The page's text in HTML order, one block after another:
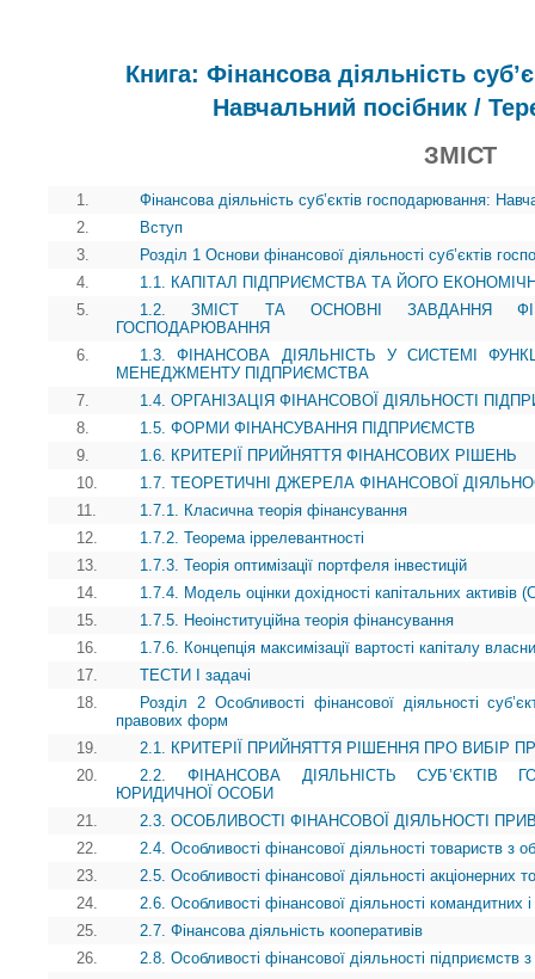
Книга: Фінансова діяльність
Навчальний посібник /
ЗМІСТ
1.
Фінансова діяльність суб’єктів господарювання:
2.
Вступ
3.
Розділ 1 Основи фінансової діяльності суб’єктів
4.
1.1. КАПІТАЛ ПІДПРИЄМСТВА ТА ЙОГО
5.
1.2. ЗМІСТ ТА ОСНОВНІ ЗАВДАННЯ
ГОСПОДАРЮВАННЯ
6.
1.3. ФІНАНСОВА ДІЯЛЬНІСТЬ У СИСТЕМІ
МЕНЕДЖМЕНТУ ПІДПРИЄМСТВА
7.
1.4. ОРГАНІЗАЦІЯ ФІНАНСОВОЇ ДІЯЛЬНОСТІ
8.
1.5. ФОРМИ ФІНАНСУВАННЯ ПІДПРИЄМСТВ
9.
1.6. КРИТЕРІЇ ПРИЙНЯТТЯ ФІНАНСОВИХ РІШЕНЬ
10.
1.7. ТЕОРЕТИЧНІ ДЖЕРЕЛА ФІНАНСОВОЇ
11.
1.7.1. Класична теорія фінансування
12.
1.7.2. Теорема іррелевантності
13.
1.7.3. Теорія оптимізації портфеля інвестицій
14.
1.7.4. Модель оцінки дохідності капітальних активів
15.
1.7.5. Неоінституційна теорія фінансування
16.
1.7.6. Концепція максимізації вартості капіталу
17.
ТЕСТИ І задачі
18.
Розділ 2 Особливості фінансової діяльності
правових форм
19.
2.1. КРИТЕРІЇ ПРИЙНЯТТЯ РІШЕННЯ ПРО ВИБІР
20.
2.2. ФІНАНСОВА ДІЯЛЬНІСТЬ СУБ’ЄКТІВ
ЮРИДИЧНОЇ ОСОБИ
21.
2.3. ОСОБЛИВОСТІ ФІНАНСОВОЇ ДІЯЛЬНОСТІ
22.
2.4. Особливості фінансової діяльності товариств з
23.
2.5. Особливості фінансової діяльності акціонерних
24.
2.6. Особливості фінансової діяльності командитних
25.
2.7. Фінансова діяльність кооперативів
26.
2.8. Особливості фінансової діяльності підприємств